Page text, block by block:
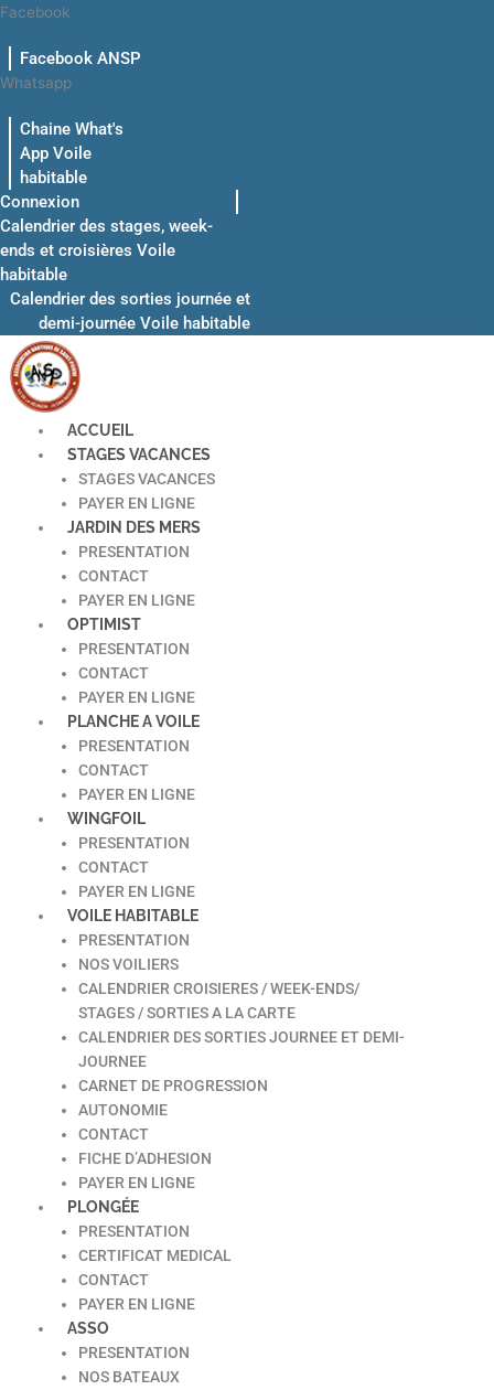
Aller
contenu
Facebook
Facebook ANSP
Whatsapp
Chaine What's
App Voile
habitable
Connexion
Calendrier des stages, week-
ends et croisières Voile
habitable
Calendrier des sorties journée et
demi-journée Voile habitable
ACCUEIL
STAGES VACANCES
STAGES VACANCES
PAYER EN LIGNE
JARDIN DES MERS
PRESENTATION
CONTACT
PAYER EN LIGNE
OPTIMIST
PRESENTATION
CONTACT
PAYER EN LIGNE
PLANCHE A VOILE
PRESENTATION
CONTACT
PAYER EN LIGNE
WINGFOIL
PRESENTATION
CONTACT
PAYER EN LIGNE
VOILE HABITABLE
PRESENTATION
NOS VOILIERS
CALENDRIER CROISIERES / WEEK-ENDS/
STAGES / SORTIES A LA CARTE
CALENDRIER DES SORTIES JOURNEE ET DEMI-
JOURNEE
CARNET DE PROGRESSION
AUTONOMIE
CONTACT
FICHE D’ADHESION
PAYER EN LIGNE
PLONGÉE
PRESENTATION
CERTIFICAT MEDICAL
CONTACT
PAYER EN LIGNE
ASSO
PRESENTATION
NOS BATEAUX